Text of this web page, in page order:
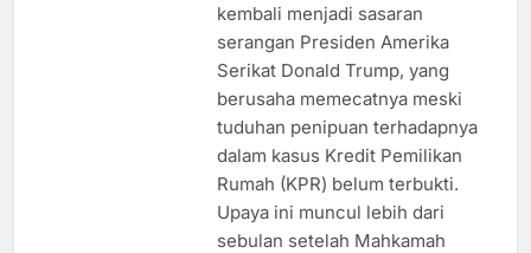
kembali menjadi sasaran
serangan Presiden Amerika
Serikat Donald Trump, yang
berusaha memecatnya meski
tuduhan penipuan terhadapnya
dalam kasus Kredit Pemilikan
Rumah (KPR) belum terbukti.
Upaya ini muncul lebih dari
sebulan setelah Mahkamah